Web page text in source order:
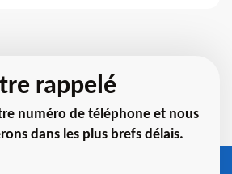
rappelé
numéro de téléphone et nous
dans les plus brefs délais.